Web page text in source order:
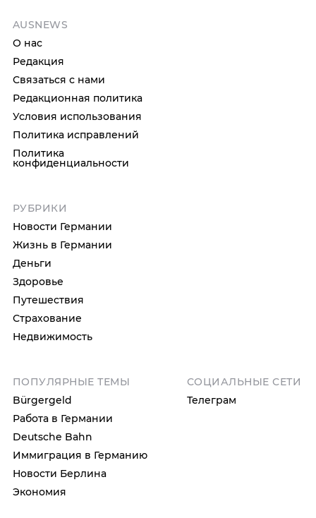
AUSNEWS
О нас
Редакция
Связаться с нами
Редакционная политика
Условия использования
Политика исправлений
Политика
конфиденциальности
РУБРИКИ
Новости Германии
Жизнь в Германии
Деньги
Здоровье
Путешествия
Страхование
Недвижимость
ПОПУЛЯРНЫЕ ТЕМЫ
Bürgergeld
Работа в Германии
Deutsche Bahn
Иммиграция в Германию
Новости Берлина
Экономия
СОЦИАЛЬНЫЕ СЕТИ
Телеграм